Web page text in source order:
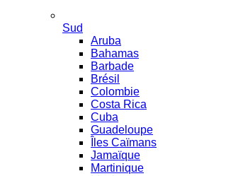
Sud
Aruba
Bahamas
Barbade
Brésil
Colombie
Costa Rica
Cuba
Guadeloupe
Îles Caïmans
Jamaïque
Martinique